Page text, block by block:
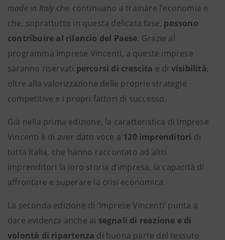
made in Italyche continuano a trainare l’economia e
che, soprattutto in questa delicata fase, possono
contribuire al rilancio del Paese. Grazie al
programma Imprese Vincenti, a queste imprese
saranno riservati percorsi di crescita e di visibilità,
oltre alla valorizzazione delle proprie strategie
competitive e i propri fattori di successo.
Già nella prima edizione, la caratteristica di Imprese
Vincenti è di aver dato voce a 120 imprenditori di
tutta Italia, che hanno raccontato ad altri
imprenditori la loro storia d’impresa, la capacità di
affrontare e superare la crisi economica.
La seconda edizione di ‘Imprese Vincenti’ punta a
dare evidenza anche ai segnali di reazione e di
volontà di ripartenza di buona parte del tessuto